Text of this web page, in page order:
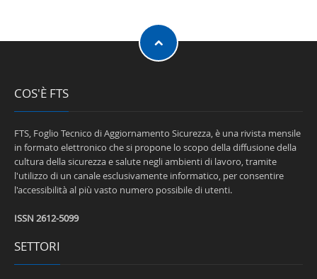
COS'È FTS
FTS, Foglio Tecnico di Aggiornamento Sicurezza, è una rivista mensile
in formato elettronico che si propone lo scopo della diffusione della
cultura della sicurezza e salute negli ambienti di lavoro, tramite
l'utilizzo di un canale esclusivamente informatico, per consentire
l'accessibilità al più vasto numero possibile di utenti.
ISSN 2612-5099
SETTORI